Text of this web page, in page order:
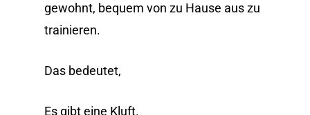
gewohnt, bequem von zu Hause aus zu
trainieren.
Das bedeutet,
Es gibt eine Kluft.